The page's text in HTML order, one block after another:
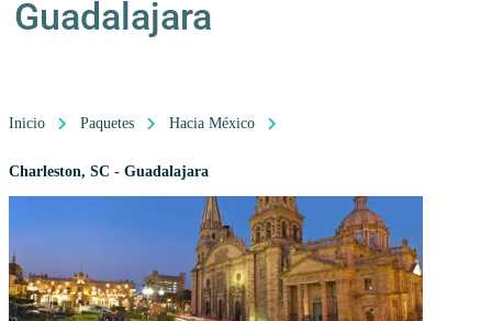
Guadalajara
Inicio Paquetes Hacia México
Charleston, SC - Guadalajara